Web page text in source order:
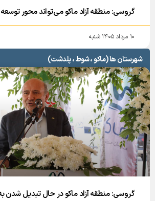
۱۰ مرداد ۱۴۰۵ شنبه
شهرستان ها (ماکو ، شوط ، پلدشت)